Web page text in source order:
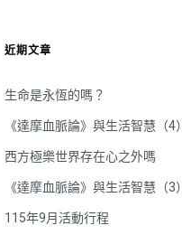
近期文章
生命是永恆的嗎？
《達摩血脈論》與生活智慧（4）
西方極樂世界存在心之外嗎
《達摩血脈論》與生活智慧（3）
115年9月活動行程